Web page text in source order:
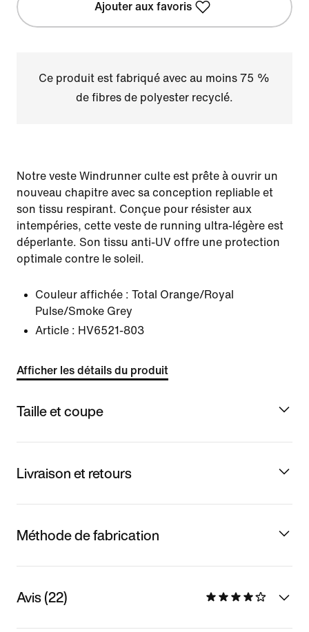
Ajouter aux favoris
Ce produit est fabriqué avec au moins 75 %
de fibres de polyester recyclé.
Notre veste Windrunner culte est prête à ouvrir un
nouveau chapitre avec sa conception repliable et
son tissu respirant. Conçue pour résister aux
intempéries, cette veste de running ultra-légère est
déperlante. Son tissu anti-UV offre une protection
optimale contre le soleil.
Couleur affichée : Total Orange/Royal
Pulse/Smoke Grey
Article : HV6521-803
Afficher les détails du produit
Taille et coupe
Livraison et retours
Méthode de fabrication
Avis (22)